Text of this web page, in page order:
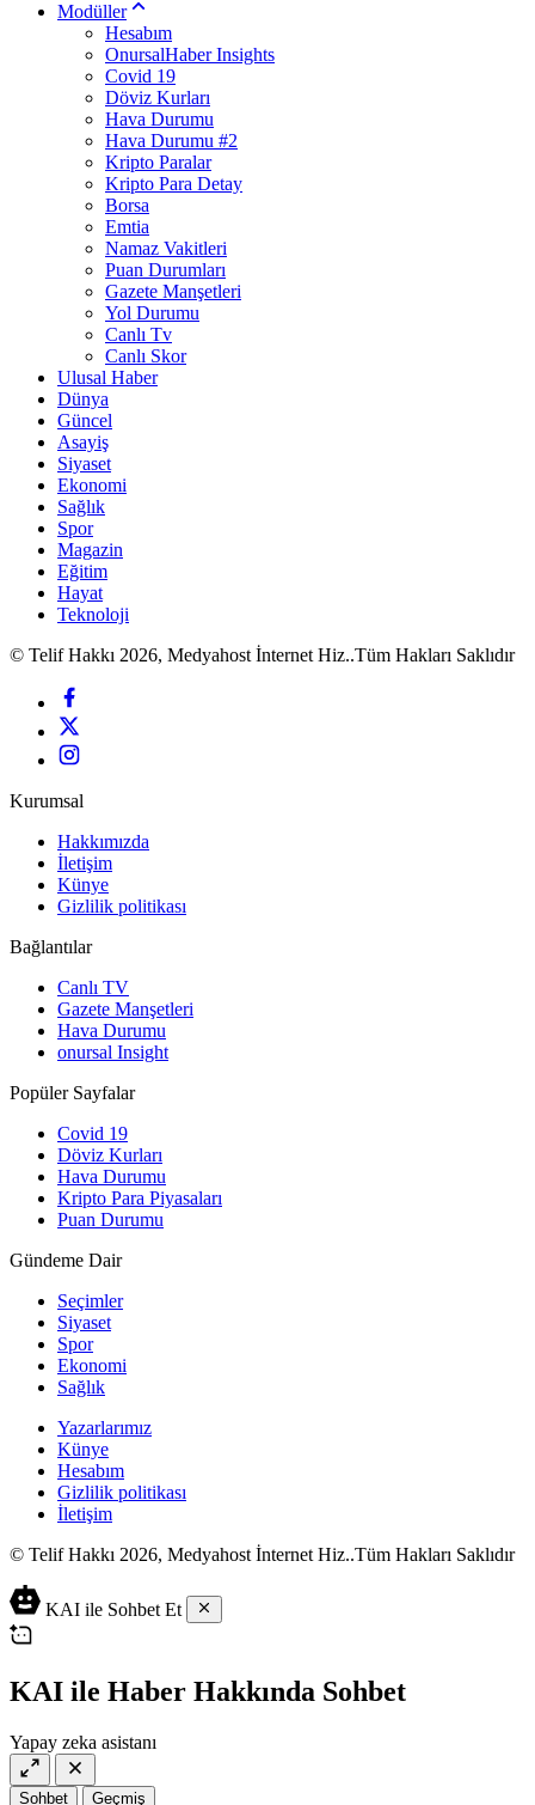
Modüller
Hesabım
OnursalHaber Insights
Covid 19
Döviz Kurları
Hava Durumu
Hava Durumu #2
Kripto Paralar
Kripto Para Detay
Borsa
Emtia
Namaz Vakitleri
Puan Durumları
Gazete Manşetleri
Yol Durumu
Canlı Tv
Canlı Skor
Ulusal Haber
Dünya
Güncel
Asayiş
Siyaset
Ekonomi
Sağlık
Spor
Magazin
Eğitim
Hayat
Teknoloji
© Telif Hakkı 2026, Medyahost İnternet Hiz..Tüm Hakları Saklıdır
Kurumsal
Hakkımızda
İletişim
Künye
Gizlilik politikası
Bağlantılar
Canlı TV
Gazete Manşetleri
Hava Durumu
onursal Insight
Popüler Sayfalar
Covid 19
Döviz Kurları
Hava Durumu
Kripto Para Piyasaları
Puan Durumu
Gündeme Dair
Seçimler
Siyaset
Spor
Ekonomi
Sağlık
Yazarlarımız
Künye
Hesabım
Gizlilik politikası
İletişim
© Telif Hakkı 2026, Medyahost İnternet Hiz..Tüm Hakları Saklıdır
casino
siteleri
casino
2023
lordcasino
canlı
casino
siteleri
iyi
casino
vdcasino
vdcasino
giriş
ev
yapımı
salça
KAI ile Sohbet Et
KAI ile Haber Hakkında Sohbet
Yapay zeka asistanı
Sohbet Geçmiş